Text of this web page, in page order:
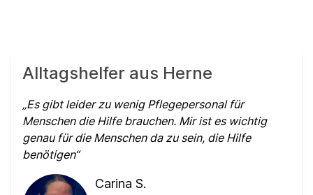
Alltagshelfer aus Herne
Es gibt leider zu wenig Pflegepersonal für
Menschen die Hilfe brauchen. Mir ist es wichtig
genau für die Menschen da zu sein, die Hilfe
benötigen
Carina S.